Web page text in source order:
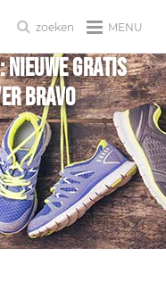
MENU
zoeken
Nieuwe gratis
BRAVO